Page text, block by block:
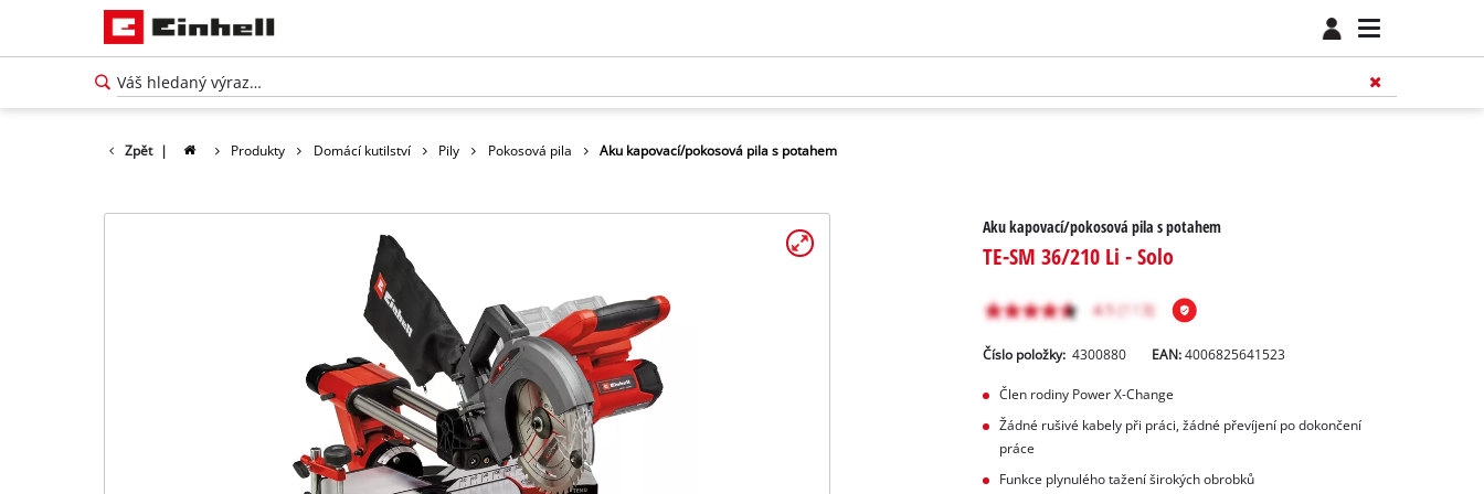
Zpět | Produkty Domácí kutilství Pily Pokosová pila Aku kapovací/pokosová pila s potahem
Aku kapovací/pokosová pila s potahem
TE-SM 36/210 Li - Solo
Číslo položky: 4300880 EAN:4006825641523
Člen rodiny Power X-Change
Žádné rušivé kabely při práci, žádné převíjení po dokončení
práce
Funkce plynulého tažení širokých obrobků